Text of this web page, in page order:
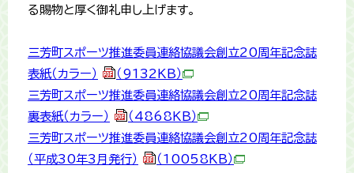
る賜物と厚く御礼申し上げます。
三芳町スポーツ推進委員連絡協議会創立20周年記念誌
表紙（カラー）
（9132KB）
三芳町スポーツ推進委員連絡協議会創立20周年記念誌
裏表紙（カラー）
（4868KB）
三芳町スポーツ推進委員連絡協議会創立20周年記念誌
（平成30年3月発行）
（10058KB）